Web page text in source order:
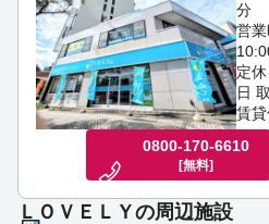
分
営業
定
日
賃
0800-170-6610
[無料]
ＬＯＶＥＬＹの周辺施設